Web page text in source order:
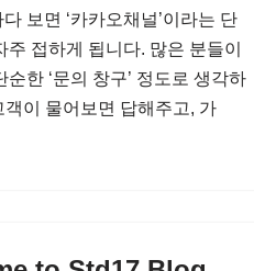
보면 ‘카카오채널’이라는 단
주 접하게 됩니다. 많은 분들이
순한 ‘문의 창구’ 정도로 생각하
객이 물어보면 답해주고, 가